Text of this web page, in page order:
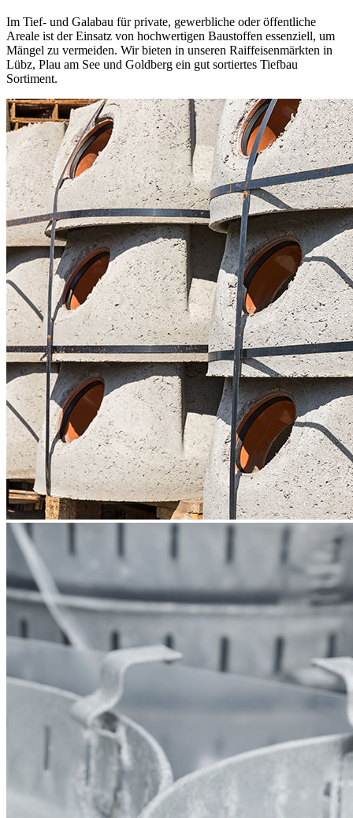
Im Tief- und Galabau für private, gewerbliche oder öffentliche
Areale ist der Einsatz von hochwertigen Baustoffen essenziell, um
Mängel zu vermeiden. Wir bieten in unseren Raiffeisenmärkten in
Lübz, Plau am See und Goldberg ein gut sortiertes Tiefbau
Sortiment.